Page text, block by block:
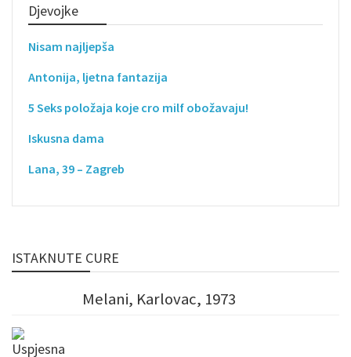
Djevojke
Nisam najljepša
Antonija, ljetna fantazija
5 Seks položaja koje cro milf obožavaju!
Iskusna dama
Lana, 39 – Zagreb
ISTAKNUTE CURE
Melani, Karlovac, 1973